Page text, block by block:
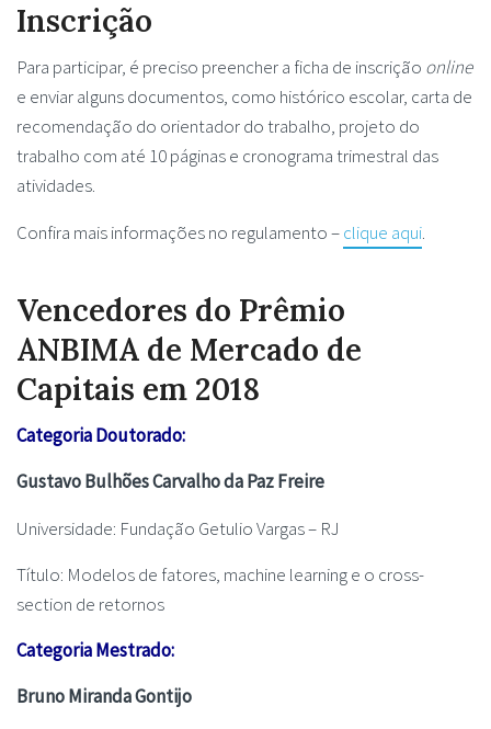
Inscrição
Para participar, é preciso preencher a ficha de inscrição online
e enviar alguns documentos, como histórico escolar, carta de
recomendação do orientador do trabalho, projeto do
trabalho com até 10 páginas e cronograma trimestral das
atividades.
Confira mais informações no regulamento –clique aqui.
Vencedores do Prêmio
ANBIMA de Mercado de
Capitais em 2018
Categoria Doutorado:
Gustavo Bulhões Carvalho da Paz Freire
Universidade: Fundação Getulio Vargas – RJ
Título: Modelos de fatores, machine learning e o cross-
section de retornos
Categoria Mestrado:
Bruno Miranda Gontijo